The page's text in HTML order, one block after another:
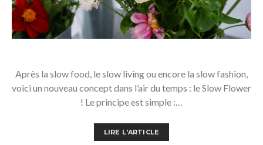
Après la slow food, le slow living ou encore la slow fashion,
voici un nouveau concept dans l’air du temps : le Slow Flower
! Le principe est simple :…
LIRE L'ARTICLE